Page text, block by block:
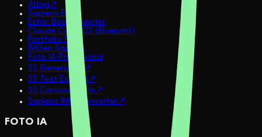
AItag ↗
Sapiens Echo
Echo: Book Chapter
Claude Code OS (Blueprint)
Portfolio Pitch
IMGen Sapiens
Foto IA Profissional
SS Generative ↗
SS Text Extract↗
SS Carousel Auto ↗
Sapiens IMG Converter↗
FOTO IA